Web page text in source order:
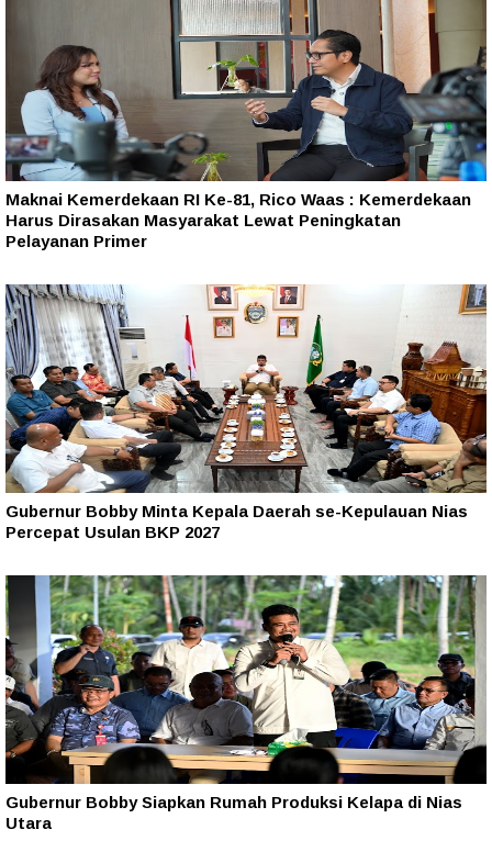
Maknai Kemerdekaan RI Ke-81, Rico Waas : Kemerdekaan
Harus Dirasakan Masyarakat Lewat Peningkatan
Pelayanan Primer
Gubernur Bobby Minta Kepala Daerah se-Kepulauan Nias
Percepat Usulan BKP 2027
Gubernur Bobby Siapkan Rumah Produksi Kelapa di Nias
Utara